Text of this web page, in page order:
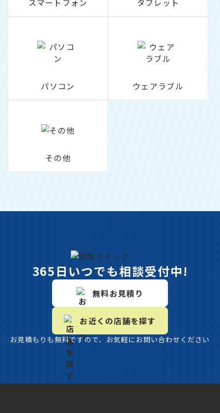
スマートフォン タブレット
パソコン ウェアラブル
その他
365日いつでも相談受付中!
無料お見積り
お近くの店舗を探す
お見積もりも無料ですので、お気軽にお問い合わせください